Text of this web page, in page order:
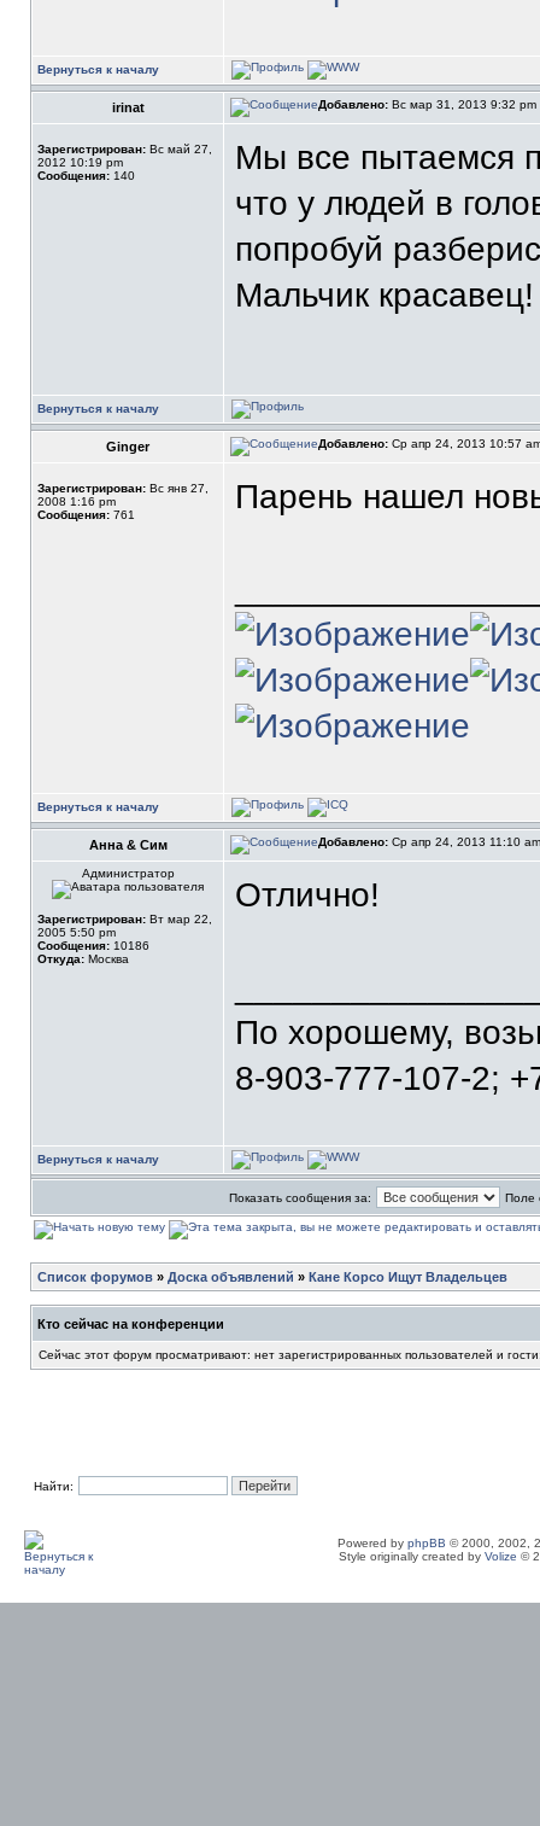
Вернуться к началу
irinat Добавлено: Вс мар 31, 2013 9:32 pm
Зарегистрирован: Вс май 27,
2012 10:19 pm
Сообщения: 140
Мы все пытаемся
что у людей в
попробуй
Мальчик красавец!
Вернуться к началу
Ginger Добавлено: Ср апр 24, 2013 10:57
Зарегистрирован: Вс янв 27,
2008 1:16 pm
Сообщения: 761 Парень нашел
Вернуться к началу
Анна & Сим Добавлено: Ср апр 24, 2013 11:10
Администратор
Зарегистрирован: Вт мар 22,
2005 5:50 pm
Сообщения: 10186
Откуда: Москва
Отлично!
По хорошему,
8-903-777-107-2;
Вернуться к началу
Показать сообщения за: Поле
Список форумов » Доска объявлений » Кане Корсо Ищут Владельцев
Кто сейчас на конференции
Сейчас этот форум просматривают: нет зарегистрированных пользователей и
Найти:
Powered by phpBB © 2000, 2002,
Style originally created by Volize ©